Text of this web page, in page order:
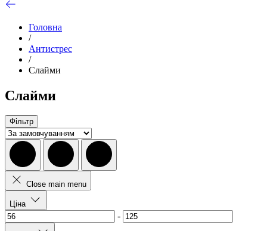
Головна
/
Антистрес
/
Слайми
Слайми
Фільтр
Close main menu
Ціна
-